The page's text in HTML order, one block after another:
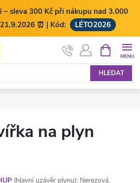
– sleva 300 Kč při nákupu nad 3.000
⏰ | Kód:
LÉTO2026
HLEDAT
NÁKUPNÍ
KOŠÍK
na plyn
(hlavní uzávěr plynu): Nerezová,